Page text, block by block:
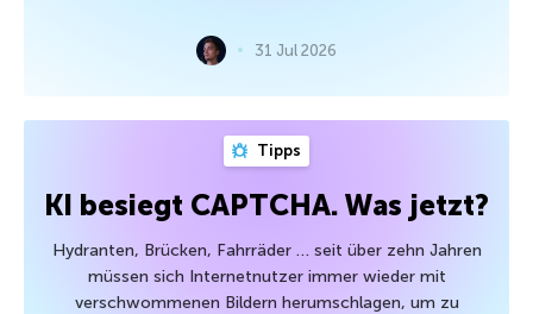
31 Jul 2026
Tipps
KI besiegt CAPTCHA. Was jetzt?
Hydranten, Brücken, Fahrräder … seit über zehn Jahren
müssen sich Internetnutzer immer wieder mit
verschwommenen Bildern herumschlagen, um zu